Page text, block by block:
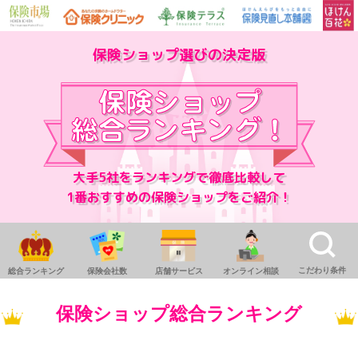
保険ショップ選びの決定版
大手5社をランキングで徹底比較して
1番おすすめの保険ショップをご紹介！
総合ランキング 保険会社数 店舗サービス オンライン相談 こだわり条件
保険ショップ総合ランキング